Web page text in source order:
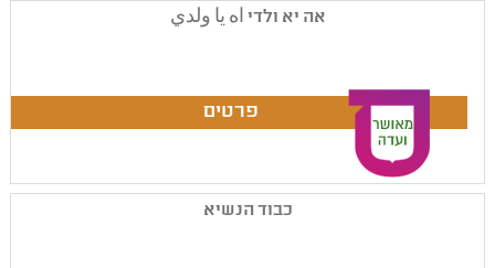
אה יא ולדי اه يا ولدي
כבוד הנשיא